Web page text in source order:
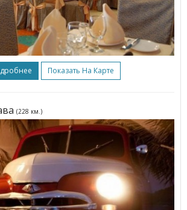
Показать На Карте
(228 км.)